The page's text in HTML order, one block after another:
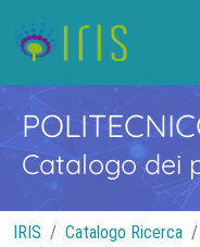
Catalogo dei
IRIS Catalogo Ricerca